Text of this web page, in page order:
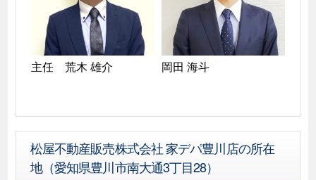
主任　荒木 雄介 岡田 海斗
松屋不動産販売株式会社 家デパ豊川店の所在
地（愛知県豊川市南大通3丁目28）